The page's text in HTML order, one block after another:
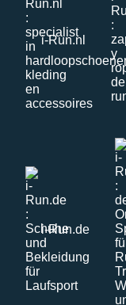
i-Run.nl
i-Run.de